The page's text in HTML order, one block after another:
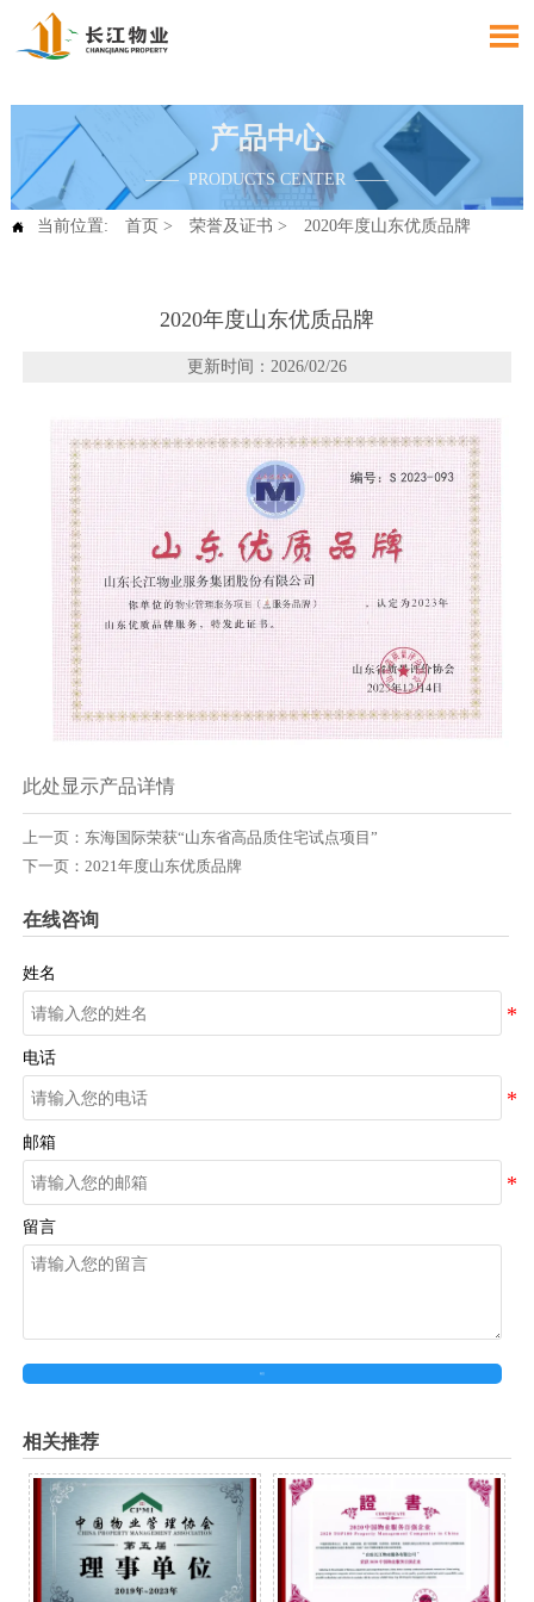

产品中心
—— PRODUCTS CENTER ——
 当前位置: 首页 > 荣誉及证书 > 2020年度山东优质品牌
2020年度山东优质品牌
更新时间：2026/02/26
此处显示产品详情
上一页： 东海国际荣获“山东省高品质住宅试点项目”
下一页： 2021年度山东优质品牌
在线咨询
姓名
电话
邮箱
留言
相关推荐